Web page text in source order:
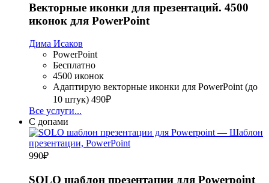
Векторные иконки для презентаций. 4500
иконок для PowerPoint
Дима Исаков
PowerPoint
Бесплатно
4500 иконок
Адаптирую векторные иконки для PowerPoint (до
10 штук) 490₽
Все услуги...
С допами
990₽
SOLO шаблон презентации для Powerpoint